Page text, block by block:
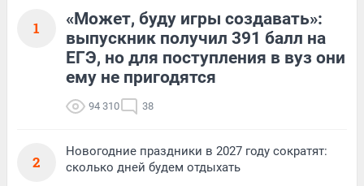
1
«Может, буду игры создавать»:
выпускник получил 391 балл на
ЕГЭ, но для поступления в вуз они
ему не пригодятся
94 310 38
2
Новогодние праздники в 2027 году сократят:
сколько дней будем отдыхать